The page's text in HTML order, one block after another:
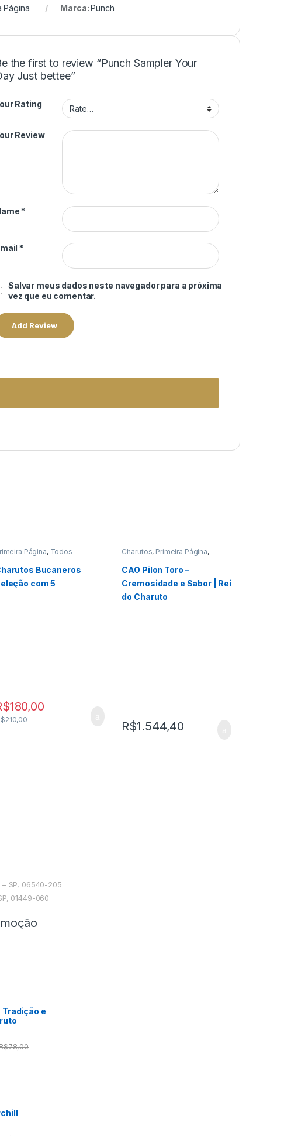
Página Marca:Punch
the first to review “Punch Sampler Your
Just bettee”
Rating
Review
*
*
Salvar meus dados neste navegador para a próxima
vez que eu comentar.
Página, Todos
Bucaneros
com 5
180,00
210,00
Charutos, Primeira Página,
CAO Pilon Toro –
Cremosidade e Sabor | Rei
do Charuto
R$1.544,40
SP, 06540-205
01449-060
Tradição e
78,00